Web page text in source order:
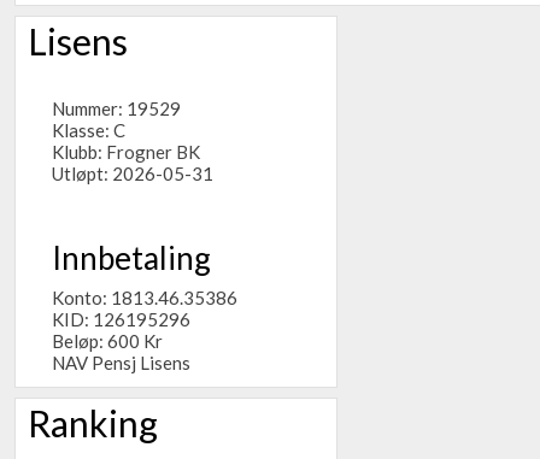
Lisens
Nummer: 19529
Klasse: C
Klubb: Frogner BK
Utløpt: 2026-05-31
Innbetaling
Konto: 1813.46.35386
KID: 126195296
Beløp: 600 Kr
NAV Pensj Lisens
Ranking